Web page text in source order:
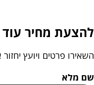
להצעת מחיר עוד
השאירו פרטים ויועץ
שם מלא